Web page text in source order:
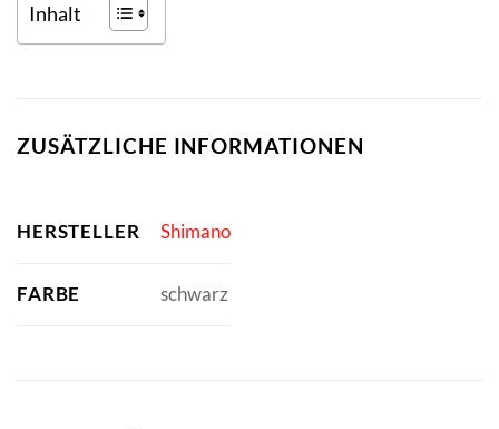
Inhalt
ZUSÄTZLICHE INFORMATIONEN
HERSTELLER Shimano
FARBE schwarz